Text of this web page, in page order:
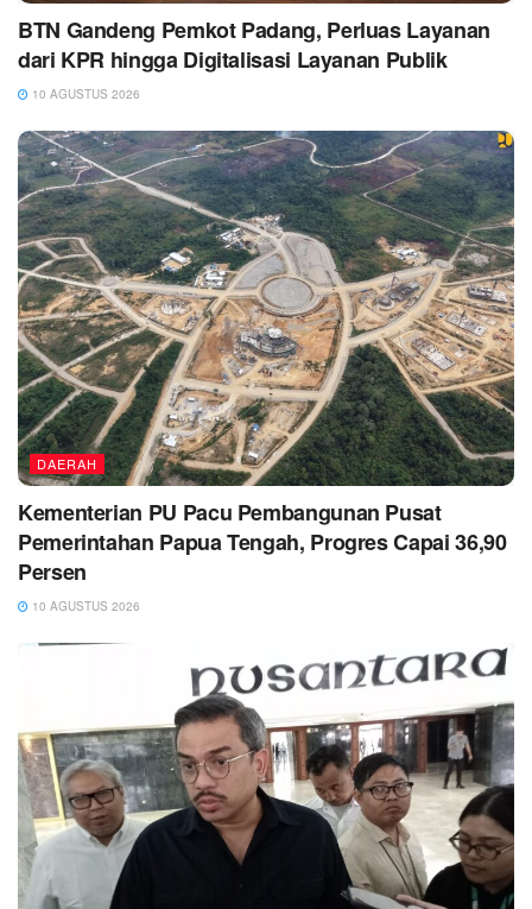
BTN Gandeng Pemkot Padang, Perluas Layanan
dari KPR hingga Digitalisasi Layanan Publik
10 AGUSTUS 2026
DAERAH
Kementerian PU Pacu Pembangunan Pusat
Pemerintahan Papua Tengah, Progres Capai 36,90
Persen
10 AGUSTUS 2026